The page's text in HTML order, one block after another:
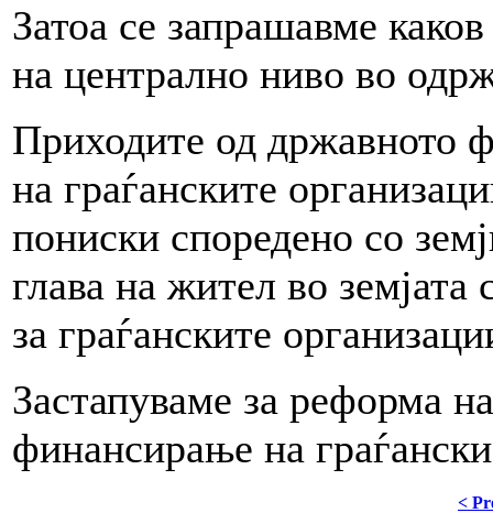
Затоа се запрашавме
на централно ниво во
Приходите од државното
на граѓанските
пониски споредено со
глава на жител во земјата
за граѓанските
Застапуваме за реформа
финансирање на
<